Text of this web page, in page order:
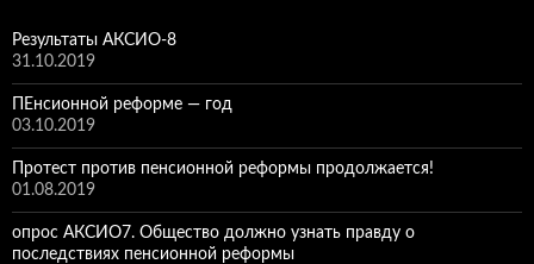
Результаты АКСИО-8
31.10.2019
ПЕнсионной реформе — год
03.10.2019
Протест против пенсионной реформы продолжается!
01.08.2019
опрос АКСИО7. Общество должно узнать правду о
последствиях пенсионной реформы